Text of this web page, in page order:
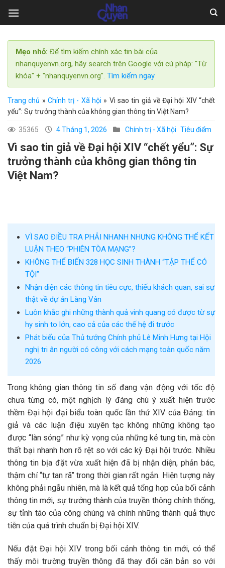
Mẹo nhỏ: Để tìm kiếm chính xác tin bài của
nhanquyenvn.org, hãy search trên Google với cú pháp: "Từ
khóa" + "nhanquyenvn.org". Tìm kiếm ngay
Trang chủ » Chính trị - Xã hội » Vì sao tin giả về Đại hội XIV “chết
yểu”: Sự trưởng thành của không gian thông tin Việt Nam?
35365 4 Tháng 1, 2026 Chính trị - Xã hội Tiêu điểm
Vì sao tin giả về Đại hội XIV “chết yểu”: Sự
trưởng thành của không gian thông tin
Việt Nam?
VÌ SAO ĐIỀU TRA PHẢI NHANH NHƯNG KHÔNG THỂ KẾT
LUẬN THEO “PHIÊN TÒA MẠNG”?
KHÔNG THỂ BIẾN 328 HỌC SINH THÀNH “TẬP THỂ CÓ
TỘI”
Nhận diện các thông tin tiêu cực, thiếu khách quan, sai sự
thật về dự án Làng Vân
Luôn khắc ghi những thành quả vinh quang có được từ sự
hy sinh to lớn, cao cả của các thế hệ đi trước
Phát biểu của Thủ tướng Chính phủ Lê Minh Hưng tại Hội
nghị tri ân người có công với cách mạng toàn quốc năm
2026
Trong không gian thông tin số đang vận động với tốc độ
chưa từng có, một nghịch lý đáng chú ý xuất hiện trước
thềm Đại hội đại biểu toàn quốc lần thứ XIV của Đảng: tin
giả và các luận điệu xuyên tạc không những không tạo
được “làn sóng” như kỳ vọng của những kẻ tung tin, mà còn
thất bại nhanh hơn rõ rệt so với các kỳ Đại hội trước. Nhiều
thông tin bịa đặt vừa xuất hiện đã bị nhận diện, phản bác,
thậm chí “tự tan rã” trong thời gian rất ngắn. Hiện tượng này
không phải ngẫu nhiên, mà là kết quả tổng hợp của bối cảnh
thông tin mới, sự trưởng thành của truyền thông chính thống,
sự tỉnh táo của công chúng và chính những thành quả thực
tiễn của quá trình chuẩn bị Đại hội XIV.
Nếu đặt Đại hội XIV trong bối cảnh thông tin mới, có thể
thấy môi trường truyền thông đã thay đổi căn bản so với